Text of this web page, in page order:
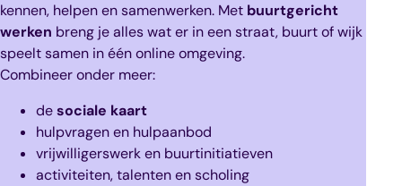
kennen, helpen en samenwerken. Met buurtgericht
werken breng je alles wat er in een straat, buurt of wijk
speelt samen in één online omgeving.
Combineer onder meer:
desociale kaart
hulpvragen en hulpaanbod
vrijwilligerswerk en buurtinitiatieven
activiteiten, talenten en scholing